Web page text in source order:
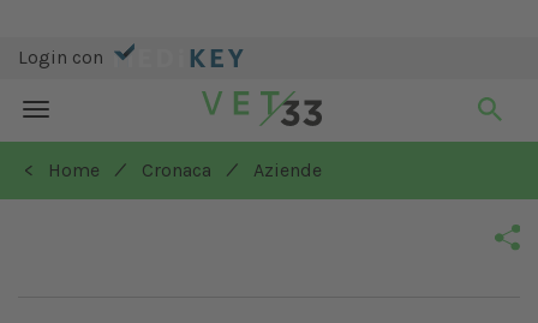
Login con
Toggle
navigation
< Home
/ Cronaca / Aziende